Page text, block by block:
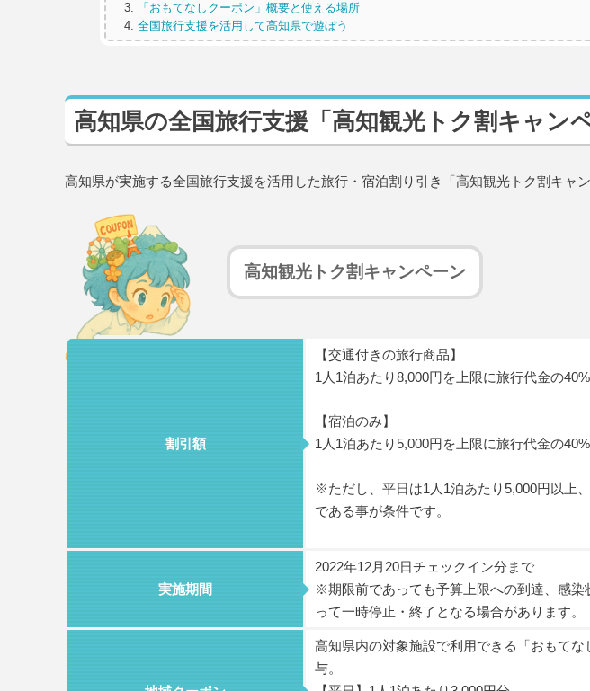
「おもてなしクーポン」概要と使える場所
全国旅行支援を活用して高知県で遊ぼう
高知県の全国旅行支援「高知観光トク割キャンペ
高知県が実施する全国旅行支援を活用した旅行・宿泊割り引き「高知観光トク割キャ
高知観光トク割キャンペーン
割引額
【交通付きの旅行商品】
1人1泊あたり8,000円を上限に旅行代金の
【宿泊のみ】
1人1泊あたり5,000円を上限に旅行代金の40%
※ただし、平日は1人1泊あたり5,000円以上
である事が条件です。
実施期間
2022年12月20日チェックイン分まで
※期限前であっても予算上限への到達、感染
って一時停止・終了となる場合があります。
高知県内の対象施設で利用できる「おもて
与。